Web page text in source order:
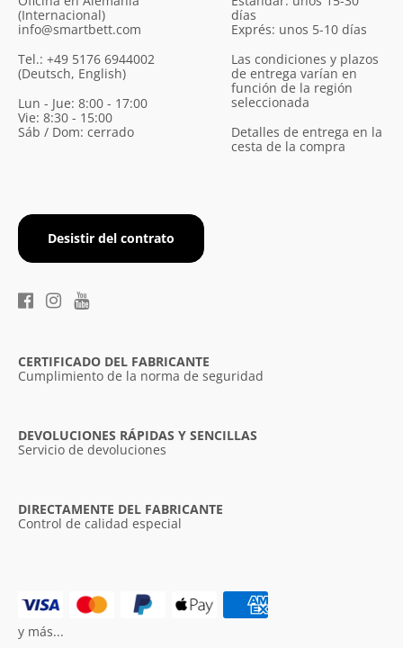
(Internacional)
info@smartbett.com
Tel.: +49 5176 6944002
(Deutsch, English)
Lun - Jue: 8:00 - 17:00
Vie: 8:30 - 15:00
Sáb / Dom: cerrado
Desistir del contrato
días
Exprés: unos 5-10 días
Las condiciones y plazos
de entrega varían en
función de la región
seleccionada
Detalles de entrega en la
cesta de la compra
CERTIFICADO DEL FABRICANTE
Cumplimiento de la norma de seguridad
DEVOLUCIONES RÁPIDAS Y SENCILLAS
Servicio de devoluciones
DIRECTAMENTE DEL FABRICANTE
Control de calidad especial
y más...